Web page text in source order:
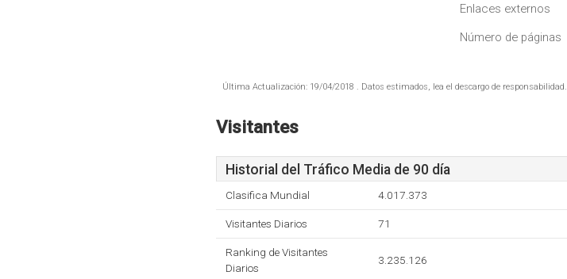
Enlaces externos
Número de páginas
Última Actualización: 19/04/2018 . Datos estimados, lea el descargo de responsabilidad.
Visitantes
Historial del Tráfico Media de 90 día
Clasifica Mundial 4.017.373
Visitantes Diarios 71
Ranking de Visitantes
Diarios
3.235.126